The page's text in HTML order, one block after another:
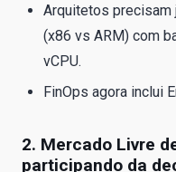
Arquitetos precisam
(x86 vs ARM) com
vCPU.
FinOps agora inclui
2. Mercado Livre
participando da